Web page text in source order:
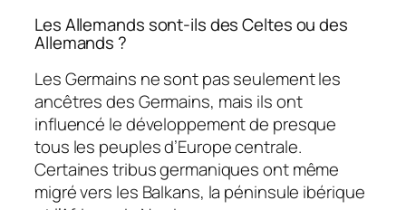
Les Allemands sont-ils des Celtes ou des
Allemands ?
Les Germains ne sont pas seulement les
ancêtres des Germains, mais ils ont
influencé le développement de presque
tous les peuples d’Europe centrale.
Certaines tribus germaniques ont même
migré vers les Balkans, la péninsule ibérique